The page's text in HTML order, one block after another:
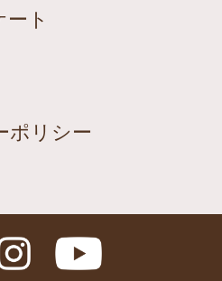
ート
ポリシー
Instagram